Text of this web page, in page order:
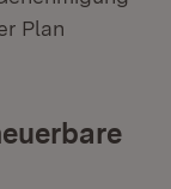
Plan